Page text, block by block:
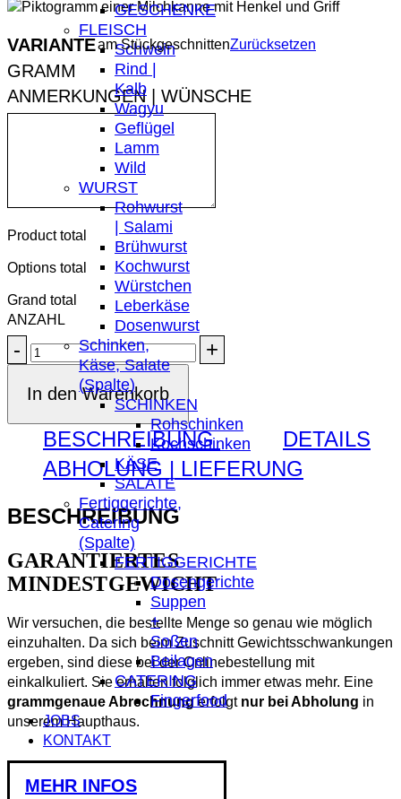
GESCHENKE
FLEISCH
Schwein
Rind |
Kalb
Wagyu
Geflügel
Lamm
Wild
WURST
Rohwurst
| Salami
Brühwurst
Kochwurst
Würstchen
Leberkäse
Dosenwurst
Schinken,
Käse, Salate
(Spalte)
SCHINKEN
Rohschinken
Kochschinken
KÄSE
SALATE
Fertiggerichte,
Catering
(Spalte)
FERTIGGERICHTE
Dosengerichte
Suppen
+
Soßen
Beilagen
CATERING
Fingerfood
JOBS
KONTAKT
VARIANTEam StückgeschnittenZurücksetzen
ANMERKUNGEN | WÜNSCHE
Product total
Options total
Grand total
Schweizer
Appenzeller
Menge
In den Warenkorb
BESCHREIBUNG
DETAILS
ABHOLUNG | LIEFERUNG
BESCHREIBUNG
GARANTIERTES
MINDESTGEWICHT
Wir versuchen, die bestellte Menge so genau wie möglich
einzuhalten. Da sich beim Zuschnitt Gewichtsschwankungen
ergeben, sind diese bei der Onlinebestellung mit
einkalkuliert. Sie erhalten folglich immer etwas mehr. Eine
grammgenaue Abrechnungerfolgt nur bei Abholung in
unserem Haupthaus.
MEHR INFOS